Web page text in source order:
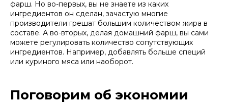
фарш. Но во-первых, вы не знаете из каких
ингредиентов он сделан, зачастую многие
производители грешат большим количеством жира в
составе. А во-вторых, делая домашний фарш, вы сами
можете регулировать количество сопутствующих
ингредиентов. Например, добавлять больше специй
или куриного мяса или наоборот.
Поговорим об экономии